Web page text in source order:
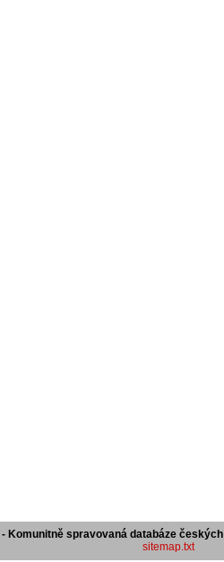
- Komunitně spravovaná databáze českých
sitemap.txt